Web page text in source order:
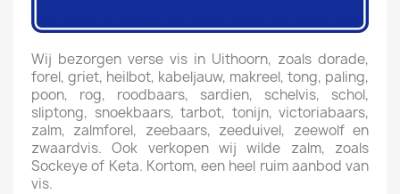
Wij bezorgen verse vis in Uithoorn, zoals dorade,
forel, griet, heilbot, kabeljauw, makreel, tong, paling,
poon, rog, roodbaars, sardien, schelvis, schol,
sliptong, snoekbaars, tarbot, tonijn, victoriabaars,
zalm, zalmforel, zeebaars, zeeduivel, zeewolf en
zwaardvis. Ook verkopen wij wilde zalm, zoals
Sockeye of Keta. Kortom, een heel ruim aanbod van
vis.